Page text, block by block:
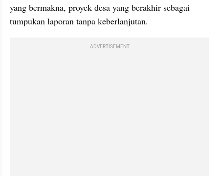
yang bermakna, proyek desa yang berakhir sebagai
tumpukan laporan tanpa keberlanjutan.
ADVERTISEMENT